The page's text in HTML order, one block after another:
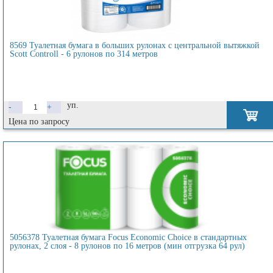
8569 Туалетная бумага в больших рулонах с центральной вытяжкой
Scott Controll - 6 рулонов по 314 метров
- +
уп.
Цена по запросу
5056378 Туалетная бумага Focus Economic Choice в стандартных
рулонах, 2 слоя - 8 рулонов по 16 метров (мин отгрузка 64 рул)